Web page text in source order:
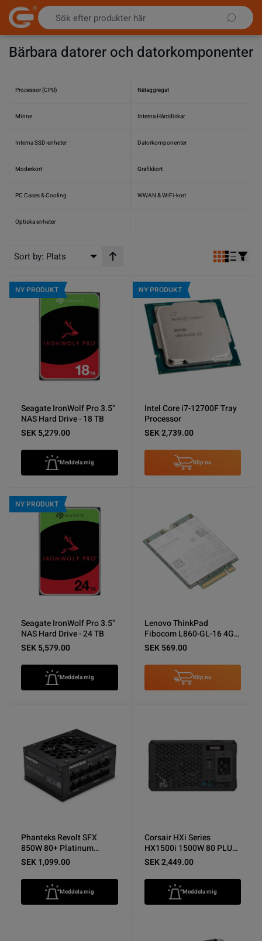
Hoppa till innehållet
Bärbara datorer och datorkomponenter
Processor (CPU) Nätaggregat
Minne Interna Hårddiskar
Interna SSD-enheter Datorkomponenter
Moderkort Grafikkort
PC Cases & Cooling WWAN & WiFi-kort
Optiska enheter
Sort by: Plats Stigande ordning
NY PRODUKT
Seagate IronWolf Pro 3.5"
NAS Hard Drive - 18 TB
SEK 5,279.00
Meddela mig
NY PRODUKT
Intel Core i7-12700F Tray
Processor
SEK 2,739.00
Köp nu
NY PRODUKT
Seagate IronWolf Pro 3.5"
NAS Hard Drive - 24 TB
SEK 5,579.00
Meddela mig
Lenovo ThinkPad
Fibocom L860-GL-16 4G
LTE CAT16 M.2 WWAN-
modul - Nyskick
SEK 569.00
Köp nu
Phanteks Revolt SFX
850W 80+ Platinum
Nätaggregat - Nyskick
SEK 1,099.00
Meddela mig
Corsair HXi Series
HX1500i 1500W 80 PLUS
Platinum Nätaggregat -
Nyskick
SEK 2,449.00
Meddela mig